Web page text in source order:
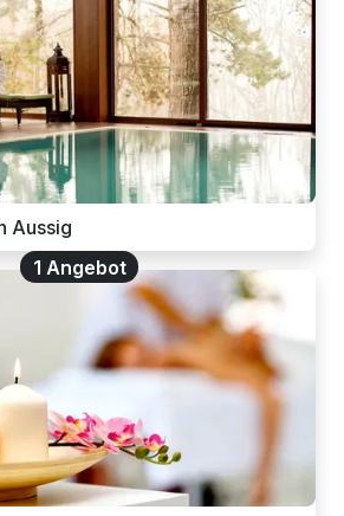
Aussig
1 Angebot